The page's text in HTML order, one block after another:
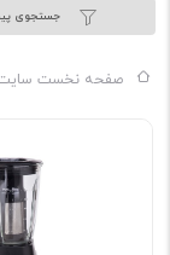
موتور قدرتمند،
خرد کردن یخ اشاره
بهترین آسیاب
جستجوی
صفحه نخست